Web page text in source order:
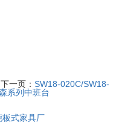
下一页： SW18-020C/SW18-
系列中班台
板式家具厂